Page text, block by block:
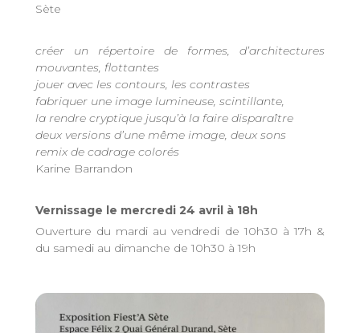
Sète
créer un répertoire de formes, d’architectures
mouvantes, flottantes
jouer avec les contours, les contrastes
fabriquer une image lumineuse, scintillante,
la rendre cryptique jusqu’à la faire disparaître
deux versions d’une même image, deux sons
remix de cadrage colorés
Karine Barrandon
Vernissage le mercredi 24 avril à 18h
Ouverture du mardi au vendredi de 10h30 à 17h &
du samedi au dimanche de 10h30 à 19h